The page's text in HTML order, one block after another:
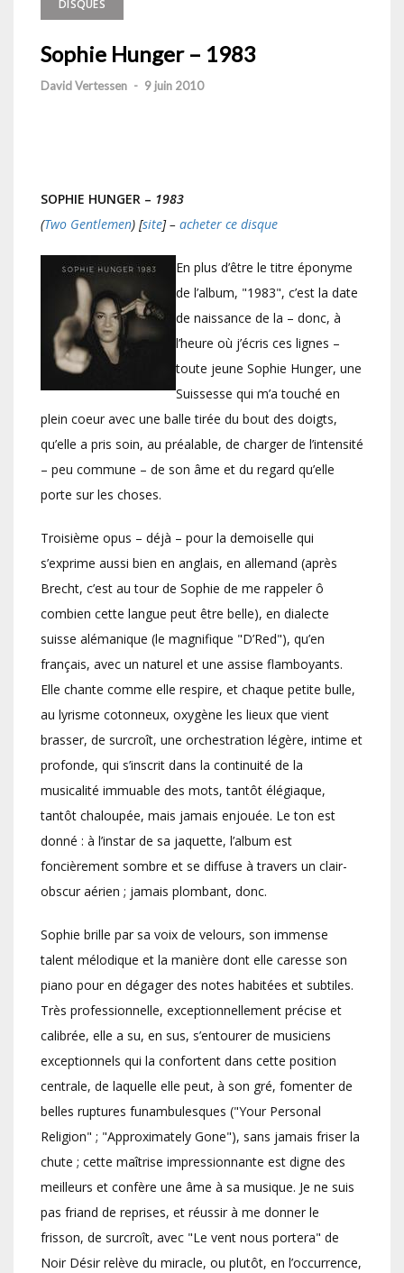
DISQUES
Sophie Hunger – 1983
David Vertessen - 9 juin 2010
SOPHIE HUNGER – 1983
(Two Gentlemen) [site] – acheter ce disque
En plus d’être le titre éponyme
de l’album, "1983", c’est la date
de naissance de la – donc, à
l’heure où j’écris ces lignes –
toute jeune Sophie Hunger, une
Suissesse qui m’a touché en
plein coeur avec une balle tirée du bout des doigts,
qu’elle a pris soin, au préalable, de charger de l’intensité
– peu commune – de son âme et du regard qu’elle
porte sur les choses.
Troisième opus – déjà – pour la demoiselle qui
s’exprime aussi bien en anglais, en allemand (après
Brecht, c’est au tour de Sophie de me rappeler ô
combien cette langue peut être belle), en dialecte
suisse alémanique (le magnifique "D’Red"), qu’en
français, avec un naturel et une assise flamboyants.
Elle chante comme elle respire, et chaque petite bulle,
au lyrisme cotonneux, oxygène les lieux que vient
brasser, de surcroît, une orchestration légère, intime et
profonde, qui s’inscrit dans la continuité de la
musicalité immuable des mots, tantôt élégiaque,
tantôt chaloupée, mais jamais enjouée. Le ton est
donné : à l’instar de sa jaquette, l’album est
foncièrement sombre et se diffuse à travers un clair-
obscur aérien ; jamais plombant, donc.
Sophie brille par sa voix de velours, son immense
talent mélodique et la manière dont elle caresse son
piano pour en dégager des notes habitées et subtiles.
Très professionnelle, exceptionnellement précise et
calibrée, elle a su, en sus, s’entourer de musiciens
exceptionnels qui la confortent dans cette position
centrale, de laquelle elle peut, à son gré, fomenter de
belles ruptures funambulesques ("Your Personal
Religion" ; "Approximately Gone"), sans jamais friser la
chute ; cette maîtrise impressionnante est digne des
meilleurs et confère une âme à sa musique. Je ne suis
pas friand de reprises, et réussir à me donner le
frisson, de surcroît, avec "Le vent nous portera" de
Noir Désir relève du miracle, ou plutôt, en l’occurrence,